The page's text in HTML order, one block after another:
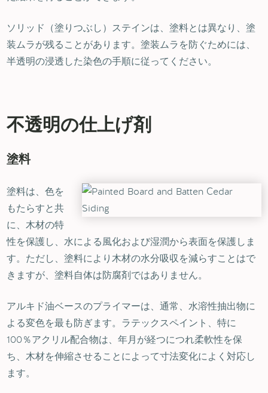
ソリッド（塗りつぶし）ステインは、塗料とは異なり、塗
装ムラが残ることがあります。塗装ムラを防ぐためには、
半透明の浸透した染色の手順に従ってください。
不透明の仕上げ剤
塗料
塗料は、色を
もたらすと共
に、木材の特
性を保護し、水による風化および湿潤から表面を保護しま
す。ただし、塗料により木材の水分吸収を減らすことはで
きますが、塗料自体は防腐剤ではありません。
アルキド油ベースのプライマーは、通常、水溶性抽出物に
よる変色を最も防ぎます。ラテックスペイント、特に
100％アクリル配合物は、年月が経つにつれ柔軟性を保
ち、木材を伸縮させることによって寸法変化によく対応し
ます。